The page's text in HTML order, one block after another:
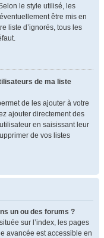
le style utilisé, les
être mis en
liste d’ignorés, tous les
de ma liste
de les ajouter à votre
ajouter directement des
en saisissant leur
de vos listes
un ou des forums ?
sur l’index, les pages
avancée est accessible en